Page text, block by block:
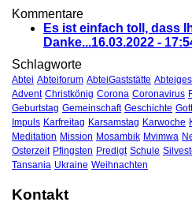
Kommentare
Es ist einfach toll, dass
Danke...16.03.2022 -
Schlagworte
Abtei Abteiforum AbteiGaststätte
Advent Christkönig Corona Coronavirus
Geburtstag Gemeinschaft Geschichte
Impuls Karfreitag Karsamstag Karwoche
Meditation Mission Mosambik Mvimwa
Osterzeit Pfingsten Predigt Schule
Tansania Ukraine Weihnachten
Kontakt